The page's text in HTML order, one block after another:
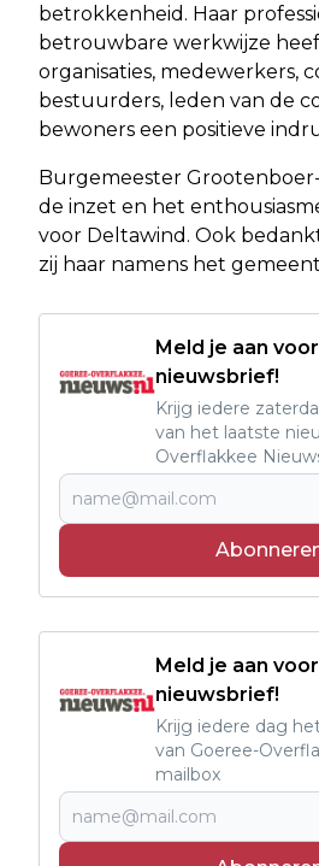
betrokkenheid. Haar
betrouwbare werkwijze
organisaties, medewerkers,
bestuurders, leden van de
bewoners een positieve
Burgemeester
de inzet en het
voor Deltawind. Ook
zij haar namens het
Meld je aan
nieuwsbrief!
Krijg iedere
van het laatste
Overflakkee
Meld je aan
nieuwsbrief!
Krijg iedere dag
van Goeree-
mailbox